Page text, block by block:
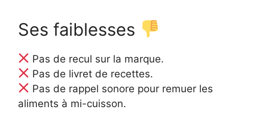
Ses faiblesses
Pas de recul sur la marque.
Pas de livret de recettes.
Pas de rappel sonore pour remuer les
aliments à mi-cuisson.